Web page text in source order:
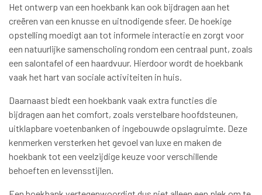
Het ontwerp van een hoekbank kan ook bijdragen aan het
creëren van een knusse en uitnodigende sfeer. De hoekige
opstelling moedigt aan tot informele interactie en zorgt voor
een natuurlijke samenscholing rondom een centraal punt, zoals
een salontafel of een haardvuur. Hierdoor wordt de hoekbank
vaak het hart van sociale activiteiten in huis.
Daarnaast biedt een hoekbank vaak extra functies die
bijdragen aan het comfort, zoals verstelbare hoofdsteunen,
uitklapbare voetenbanken of ingebouwde opslagruimte. Deze
kenmerken versterken het gevoel van luxe en maken de
hoekbank tot een veelzijdige keuze voor verschillende
behoeften en levensstijlen.